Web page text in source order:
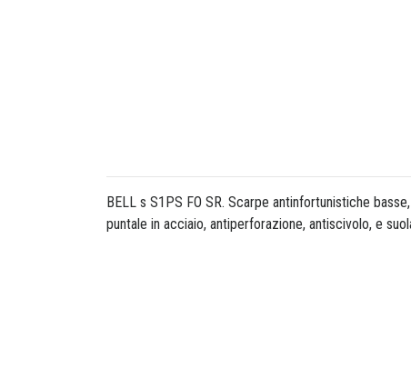
BELL s S1PS FO SR. Scarpe antinfortunistiche
puntale in acciaio, antiperforazione, antiscivolo, e